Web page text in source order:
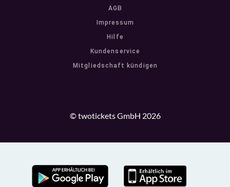
AGB
Impressum
Hilfe
Kundenservice
Mitgliedschaft kündigen
© twotickets GmbH 2026